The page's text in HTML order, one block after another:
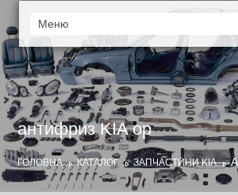
антифриз KIA ор
ГОЛОВНА КАТАЛОГ ЗАПЧАСТИНИ KIA